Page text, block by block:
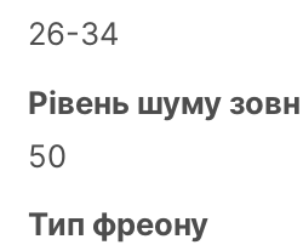
26-34
Рівень шуму
50
Тип фреону